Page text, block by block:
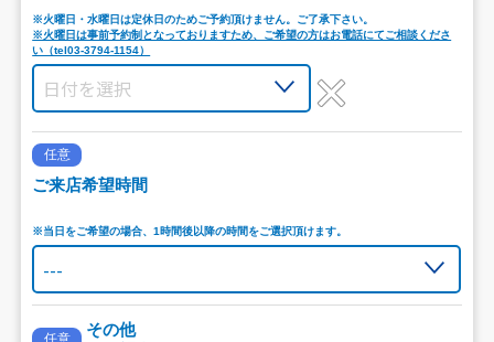
※火曜日・水曜日は定休日のためご予約頂けません。ご了承下さい。
※火曜日は事前予約制となっておりますため、ご希望の方はお電話にてご相談くださ
い（tel03-3794-1154）
任意
ご来店希望時間
※当日をご希望の場合、1時間後以降の時間をご選択頂けます。
その他